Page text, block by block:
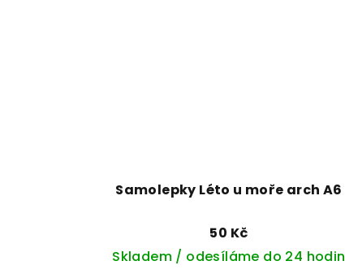
Samolepky Léto u moře arch A6
50 Kč
Skladem / odesíláme do 24 hodin